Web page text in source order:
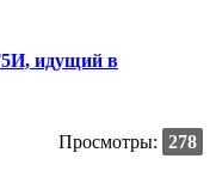
идущий в
Просмотры: 278